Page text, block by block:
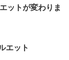
ットが変わりま
エット